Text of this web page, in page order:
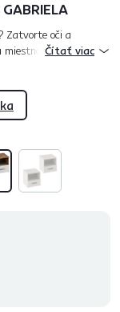
Zatvorte oči a
miestnosť. Kvalitný a
Čítať viac